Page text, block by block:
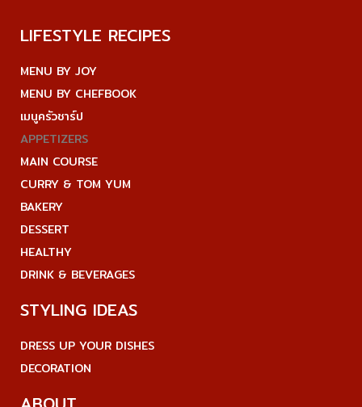
LIFESTYLE RECIPES
MENU BY JOY
MENU BY CHEFBOOK
เมนูครัวชาร์ป
APPETIZERS
MAIN COURSE
CURRY & TOM YUM
BAKERY
DESSERT
HEALTHY
DRINK & BEVERAGES
STYLING IDEAS
DRESS UP YOUR DISHES
DECORATION